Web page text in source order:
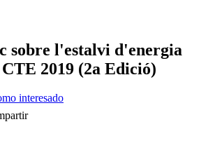
sobre l'estalvi d'energia
2019 (2a Edició)
interesado